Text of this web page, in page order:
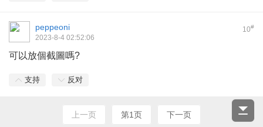
10#
peppeoni
2023-8-4 02:52:06
可以放個截圖嗎?
支持 反对
上一页 第1页 下一页